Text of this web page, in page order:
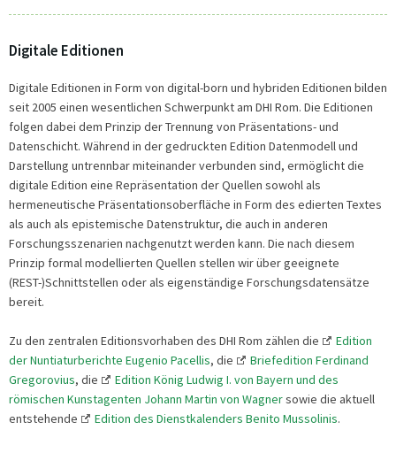
Digitale Editionen
Digitale Editionen in Form von digital-born und hybriden Editionen bilden
seit 2005 einen wesentlichen Schwerpunkt am DHI Rom. Die Editionen
folgen dabei dem Prinzip der Trennung von Präsentations- und
Datenschicht. Während in der gedruckten Edition Datenmodell und
Darstellung untrennbar miteinander verbunden sind, ermöglicht die
digitale Edition eine Repräsentation der Quellen sowohl als
hermeneutische Präsentationsoberfläche in Form des edierten Textes
als auch als epistemische Datenstruktur, die auch in anderen
Forschungsszenarien nachgenutzt werden kann. Die nach diesem
Prinzip formal modellierten Quellen stellen wir über geeignete
(REST-)Schnittstellen oder als eigenständige Forschungsdatensätze
bereit.
Zu den zentralen Editionsvorhaben des DHI Rom zählen die
Edition
der Nuntiaturberichte Eugenio Pacellis, die
Briefedition Ferdinand
Gregorovius, die
Edition König Ludwig I. von Bayern und des
römischen Kunstagenten Johann Martin von Wagnersowie die aktuell
entstehende
Edition des Dienstkalenders Benito Mussolinis.